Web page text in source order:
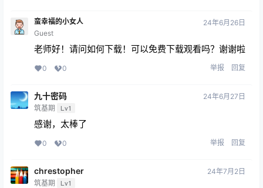
蛮幸福的小女人
Guest
24年6月26日
老师好！请问如何下载！可以免费下载观看吗？谢谢啦
0 0 举报 回复
九十密码
筑基期 Lv1
24年6月27日
感谢，太棒了
0 0 举报 回复
chrestopher
筑基期 Lv1
24年7月2日